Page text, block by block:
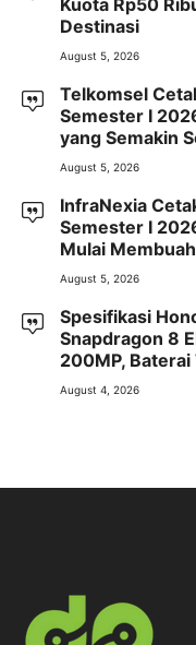
Kuota Rp50
Destinasi
August 5, 2026
Telkomsel
Semester I
yang Semakin
August 5, 2026
InfraNexia
Semester I
Mulai
August 5, 2026
Spesifikasi
Snapdragon 8
200MP,
August 4, 2026